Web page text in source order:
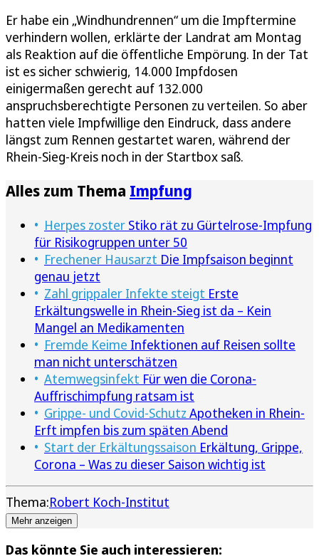
Er habe ein „Windhundrennen“ um die Impftermine
verhindern wollen, erklärte der Landrat am Montag
als Reaktion auf die öffentliche Empörung. In der Tat
ist es sicher schwierig, 14.000 Impfdosen
einigermaßen gerecht auf 132.000
anspruchsberechtigte Personen zu verteilen. So aber
hatten viele Impfwillige den Eindruck, dass andere
längst zum Rennen gestartet waren, während der
Rhein-Sieg-Kreis noch in der Startbox saß.
Alles zum Thema Impfung
Herpes zoster Stiko rät zu Gürtelrose-Impfung
für Risikogruppen unter 50
Frechener Hausarzt Die Impfsaison beginnt
genau jetzt
Zahl grippaler Infekte steigt Erste
Erkältungswelle in Rhein-Sieg ist da – Kein
Mangel an Medikamenten
Fremde Keime Infektionen auf Reisen sollte
man nicht unterschätzen
Atemwegsinfekt Für wen die Corona-
Auffrischimpfung ratsam ist
Grippe- und Covid-Schutz Apotheken in Rhein-
Erft impfen bis zum späten Abend
Start der Erkältungssaison Erkältung, Grippe,
Corona – Was zu dieser Saison wichtig ist
Thema:Robert Koch-Institut
Mehr anzeigen
Das könnte Sie auch interessieren: